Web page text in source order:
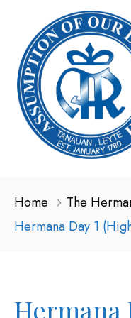
2026 Event
Contact
Home
The
Hermana Day 1
Hermana